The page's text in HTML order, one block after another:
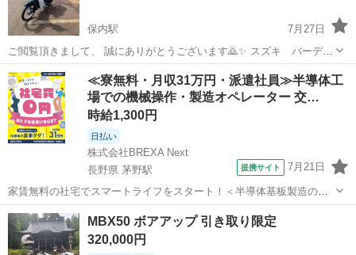
保内駅
7月27日
ご閲覧頂きまして、 誠にありがとうございます🙇✨ スズキ バーディ
を出品致します。 状態：キックでの始動確認済み 中古の為、バッテリ
ーが消耗してる為交換をお勧めいたします。 商品内容は、添付画像が
全てであり、 現状引き...
新潟 三条市 保内駅 スズキ
≪寮無料・月収31万円・派遣社員≫半導体工
場での機械操作・製造オペレーター 交…
時給1,300円
日払い
株式会社BREXA Next
長野県 茅野駅
提携サイト 7月21日
家賃無料の社宅でスマートライフをスタート！＜半導体基板製造の機
械操作・検査＞ランチ代もかからないオトクな職場◎／稼ぎもしっか
り！月収例31万円／長野県茅野市 半導体基板の製造・検査 クリーンル
ーム内で、半導体基板の製造や検...
長野 茅野市
MBX50 ボアアップ 引き取り限定
320,000円